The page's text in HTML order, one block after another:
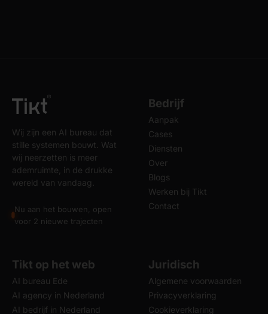
Wij zijn een AI bureau dat
stille systemen bouwt. Wat
wij neerzetten is meer
ademruimte, in de drukke
wereld van vandaag.
Nu aan het bouwen, open
voor 2 nieuwe trajecten
Bedrijf
Aanpak
Cases
Diensten
Over
Blogs
Werken bij Tikt
Contact
Tikt op het web
AI bureau Ede
AI agency in Nederland
AI bedrijf in Nederland
Juridisch
Algemene voorwaarden
Privacyverklaring
Cookieverklaring